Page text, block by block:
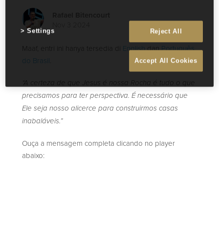
Maaf, entri ini hanya tersedia di EnglishdanPortuguês
do Brasil.
“A certeza de que Jesus é nossa Rocha é tudo o que
precisamos para ter perspectiva. É necessário que
Ele seja nosso alicerce para construirmos casas
inabaláveis.”
Ouça a mensagem completa clicando no player
abaixo:
Reject All
Accept All Cookies
Settings